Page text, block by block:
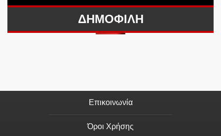
ΔΗΜΟΦΙΛΗ
Επικοινωνία
Όροι Χρήσης